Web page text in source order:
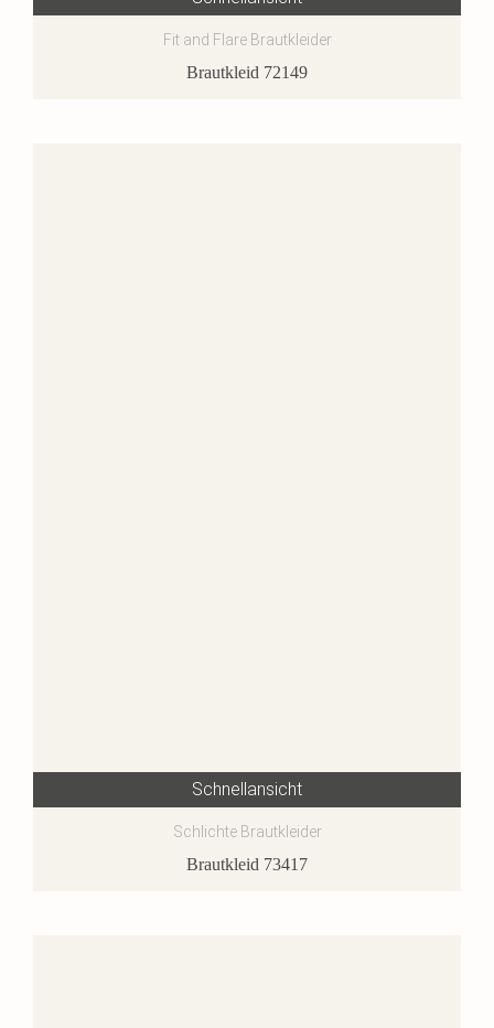
Fit and Flare Brautkleider
Brautkleid 72149
Schnellansicht
Schlichte Brautkleider
Brautkleid 73417